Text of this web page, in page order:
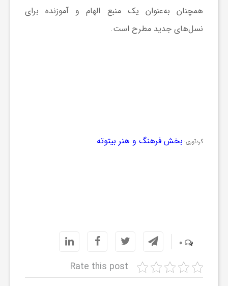
همچنان به‌عنوان یک منبع الهام و آموزنده برای
نسل‌های جدید مطرح است.
گردآوری: بخش فرهنگ و هنر بیتوته
Rate this post
0